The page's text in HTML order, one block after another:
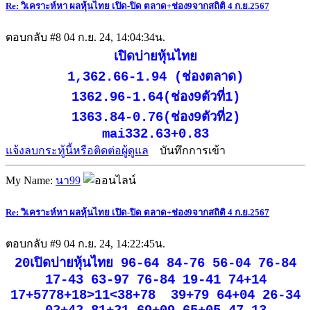
Re: วิเคราะห์หา ผลหุ้นไทย เปิด-ปิด ตลาด+ช่อง9จากสถิติ 4 ก.ย.2567
ตอบกลับ #8 04 ก.ย. 24, 14:04:34น.
เปิดบ่ายหุ้นไทย
1,362.66-1.94 (ช่องตลาด)
1362.96-1.64(ช่อง9ตัวที่1)
1363.84-0.76(ช่อง9ตัวที่2)
mai332.63+0.83
แจ้งลบกระทู้นี้หรือติดต่อผู้ดูแล บันทึกการเข้า
My Name: นา99
Re: วิเคราะห์หา ผลหุ้นไทย เปิด-ปิด ตลาด+ช่อง9จากสถิติ 4 ก.ย.2567
ตอบกลับ #9 04 ก.ย. 24, 14:22:45น.
20เปิดบ่ายหุ้นไทย 96-64 84-76 56-04 76-84
17-43 63-97 76-84 19-41 74+14
17+5778+18>11<38+78 39+79 64+04 26-34